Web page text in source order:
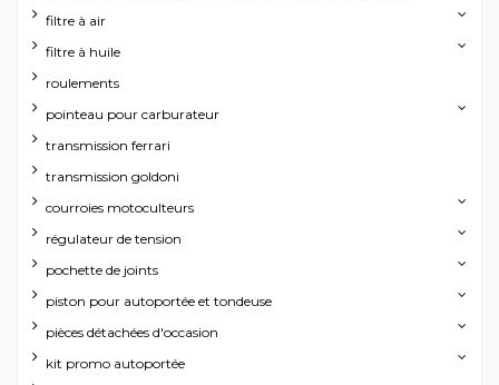
filtre à air
filtre à huile
roulements
pointeau pour carburateur
transmission ferrari
transmission goldoni
courroies motoculteurs
régulateur de tension
pochette de joints
piston pour autoportée et tondeuse
pièces détachées d'occasion
kit promo autoportée